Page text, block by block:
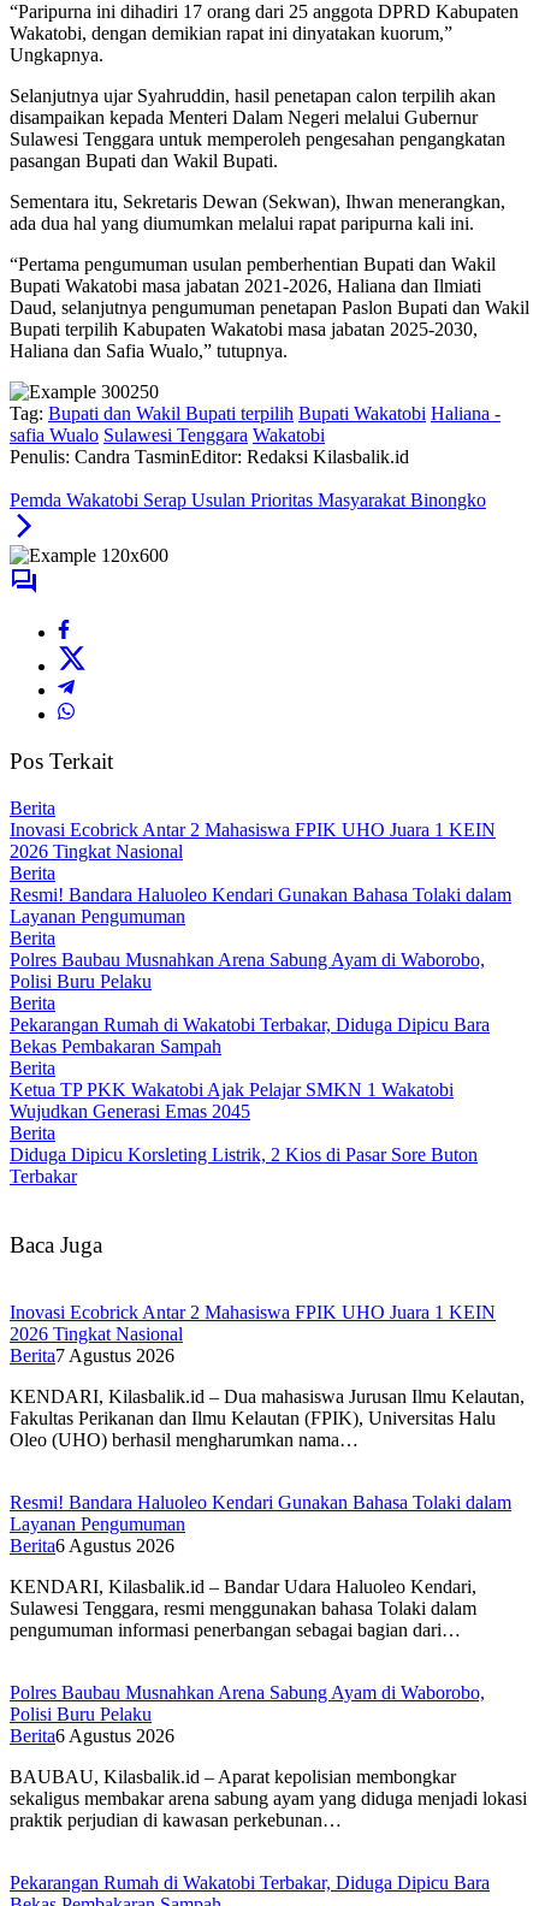
“Paripurna ini dihadiri 17 orang dari 25 anggota DPRD Kabupaten
Wakatobi, dengan demikian rapat ini dinyatakan kuorum,”
Ungkapnya.
Selanjutnya ujar Syahruddin, hasil penetapan calon terpilih akan
disampaikan kepada Menteri Dalam Negeri melalui Gubernur
Sulawesi Tenggara untuk memperoleh pengesahan pengangkatan
pasangan Bupati dan Wakil Bupati.
Sementara itu, Sekretaris Dewan (Sekwan), Ihwan menerangkan,
ada dua hal yang diumumkan melalui rapat paripurna kali ini.
“Pertama pengumuman usulan pemberhentian Bupati dan Wakil
Bupati Wakatobi masa jabatan 2021-2026, Haliana dan Ilmiati
Daud, selanjutnya pengumuman penetapan Paslon Bupati dan Wakil
Bupati terpilih Kabupaten Wakatobi masa jabatan 2025-2030,
Haliana dan Safia Wualo,” tutupnya.
Tag: Bupati dan Wakil Bupati terpilih Bupati Wakatobi Haliana -
safia Wualo Sulawesi Tenggara Wakatobi
Penulis: Candra TasminEditor: Redaksi Kilasbalik.id
Pemda Wakatobi Serap Usulan Prioritas Masyarakat Binongko
Pos Terkait
Berita
Inovasi Ecobrick Antar 2 Mahasiswa FPIK UHO Juara 1 KEIN
2026 Tingkat Nasional
Berita
Resmi! Bandara Haluoleo Kendari Gunakan Bahasa Tolaki dalam
Layanan Pengumuman
Berita
Polres Baubau Musnahkan Arena Sabung Ayam di Waborobo,
Polisi Buru Pelaku
Berita
Pekarangan Rumah di Wakatobi Terbakar, Diduga Dipicu Bara
Bekas Pembakaran Sampah
Berita
Ketua TP PKK Wakatobi Ajak Pelajar SMKN 1 Wakatobi
Wujudkan Generasi Emas 2045
Berita
Diduga Dipicu Korsleting Listrik, 2 Kios di Pasar Sore Buton
Terbakar
Baca Juga
Inovasi Ecobrick Antar 2 Mahasiswa FPIK UHO Juara 1 KEIN
2026 Tingkat Nasional
Berita7 Agustus 2026
KENDARI, Kilasbalik.id – Dua mahasiswa Jurusan Ilmu Kelautan,
Fakultas Perikanan dan Ilmu Kelautan (FPIK), Universitas Halu
Oleo (UHO) berhasil mengharumkan nama…
Resmi! Bandara Haluoleo Kendari Gunakan Bahasa Tolaki dalam
Layanan Pengumuman
Berita6 Agustus 2026
KENDARI, Kilasbalik.id – Bandar Udara Haluoleo Kendari,
Sulawesi Tenggara, resmi menggunakan bahasa Tolaki dalam
pengumuman informasi penerbangan sebagai bagian dari…
Polres Baubau Musnahkan Arena Sabung Ayam di Waborobo,
Polisi Buru Pelaku
Berita6 Agustus 2026
BAUBAU, Kilasbalik.id – Aparat kepolisian membongkar
sekaligus membakar arena sabung ayam yang diduga menjadi lokasi
praktik perjudian di kawasan perkebunan…
Pekarangan Rumah di Wakatobi Terbakar, Diduga Dipicu Bara